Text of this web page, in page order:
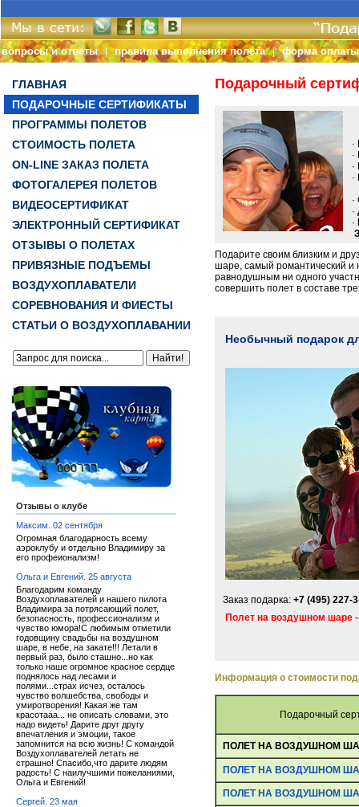
вопросы и ответы|правила выполнения полета|форма оплаты
ГЛАВНАЯ
ПОДАРОЧНЫЕ СЕРТИФИКАТЫ
ПРОГРАММЫ ПОЛЕТОВ
СТОИМОСТЬ ПОЛЕТА
ON-LINE ЗАКАЗ ПОЛЕТА
ФОТОГАЛЕРЕЯ ПОЛЕТОВ
ВИДЕОСЕРТИФИКАТ
ЭЛЕКТРОННЫЙ СЕРТИФИКАТ
ОТЗЫВЫ О ПОЛЕТАХ
ПРИВЯЗНЫЕ ПОДЪЕМЫ
ВОЗДУХОПЛАВАТЕЛИ
СОРЕВНОВАНИЯ И ФИЕСТЫ
СТАТЬИ О ВОЗДУХОПЛАВАНИИ
Отзывы о клубе
Максим. 02 сентября
Огромная благодарность всему
аэроклубу и отдельно Владимиру за
его профеионализм!
Ольга и Евгений. 25 августа
Благодарим команду
Воздухоплавателей и нашего пилота
Владимира за потрясающий полет,
безопасность, профессионализм и
чувство юмора!С любимым отметили
годовщину свадьбы на воздушном
шаре, в небе, на закате!!! Летали в
первый раз, было сташно...но как
только наше огромное красное сердце
поднялось над лесами и
полями...страх исчез, осталось
чувство волшебства, свободы и
умиротворения! Какая же там
красотааа... не описать словами, это
надо видеть! Дарите друг другу
впечатления и эмоции, такое
запомнится на всю жизнь! С командой
Воздухоплавателей летать не
страшно! Спасибо,что дарите людям
радость! С наилучшими пожеланиями,
Ольга и Евгений!
Сергей. 23 мая
Подарочный
·
·
Подарите своим близким и
шаре, самый романтический и
равнодушным ни одного
совершить полет в составе
Необычный подарок
Заказ подарка: +7 (495) 227-
Полет на воздушном шаре
Информация о стоимости
Подарочный
ПОЛЕТ НА ВОЗДУШНОМ
ПОЛЕТ НА ВОЗДУШНОМ
ПОЛЕТ НА ВОЗДУШНОМ